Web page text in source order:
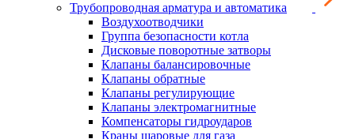
Трубопроводная арматура и автоматика
Воздухоотводчики
Группа безопасности котла
Дисковые поворотные затворы
Клапаны балансировочные
Клапаны обратные
Клапаны регулирующие
Клапаны электромагнитные
Компенсаторы гидроударов
Краны шаровые для газа